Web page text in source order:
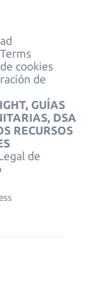
cookies
de
GUÍAS
DSA
RECURSOS
de